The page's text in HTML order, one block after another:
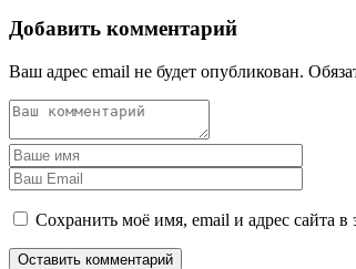
Добавить комментарий
Ваш адрес email не будет опубликован.
Сохранить моё имя, email и адрес сайта
Оставить комментарий